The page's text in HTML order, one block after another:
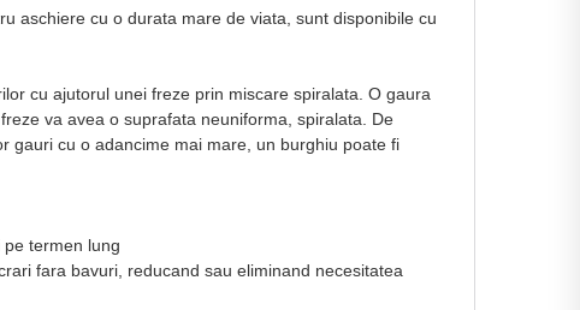
aschiere cu o durata mare de viata, sunt disponibile cu
cu ajutorul unei freze prin miscare spiralata. O gaura
va avea o suprafata neuniforma, spiralata. De
gauri cu o adancime mai mare, un burghiu poate fi
termen lung
fara bavuri, reducand sau eliminand necesitatea